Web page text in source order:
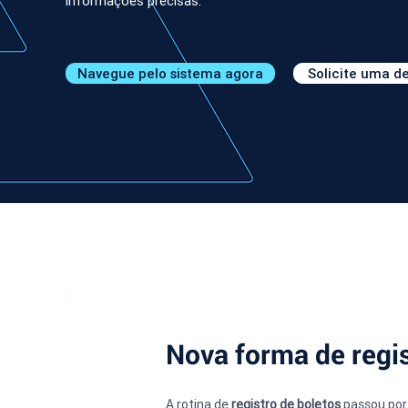
Navegue pelo sistema agora Solicite uma
Nova forma de
A rotina de registro de boletos passou